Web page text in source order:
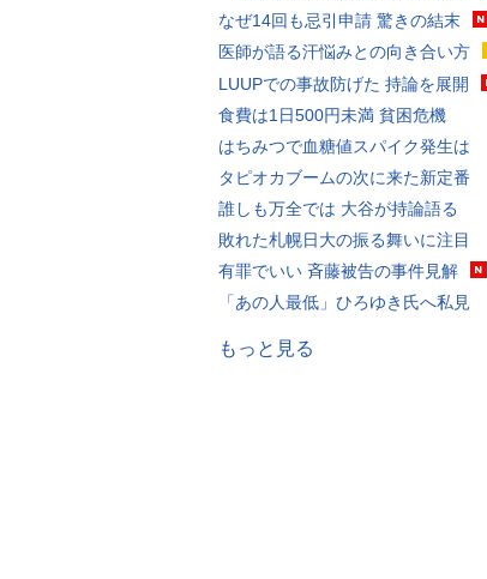
なぜ14回も忌引申請 驚きの結末
医師が語る汗悩みとの向き合い方
LUUPでの事故防げた 持論を展開
食費は1日500円未満 貧困危機
はちみつで血糖値スパイク発生は
タピオカブームの次に来た新定番
誰しも万全では 大谷が持論語る
敗れた札幌日大の振る舞いに注目
有罪でいい 斉藤被告の事件見解
「あの人最低」ひろゆき氏へ私見
もっと見る